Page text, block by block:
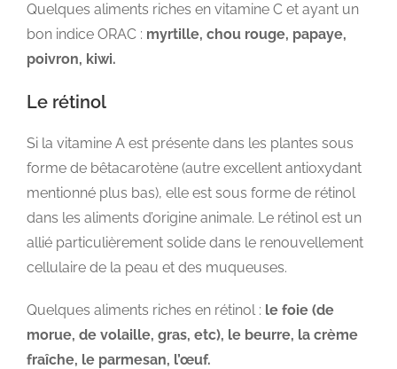
Quelques aliments riches en vitamine C et ayant un
bon indice ORAC : myrtille, chou rouge, papaye,
poivron, kiwi.
Le rétinol
Si la vitamine A est présente dans les plantes sous
forme de bêtacarotène (autre excellent antioxydant
mentionné plus bas), elle est sous forme de rétinol
dans les aliments d’origine animale. Le rétinol est un
allié particulièrement solide dans le renouvellement
cellulaire de la peau et des muqueuses.
Quelques aliments riches en rétinol : le foie (de
morue, de volaille, gras, etc), le beurre, la crème
fraîche, le parmesan, l’œuf.